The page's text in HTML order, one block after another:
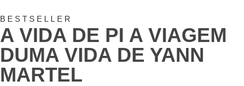
BESTSELLER
A VIDA DE PI A VIAGEM
DUMA VIDA DE YANN
MARTEL